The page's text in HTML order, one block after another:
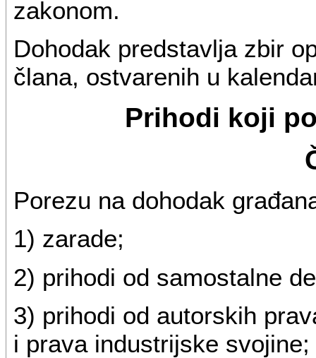
zakonom.
Dohodak predstavlja zbir
člana, ostvarenih u
Prihodi koji
Porezu na dohodak
1) zarade;
2) prihodi od samostalne
3) prihodi od autorskih
i prava industrijske svojine;